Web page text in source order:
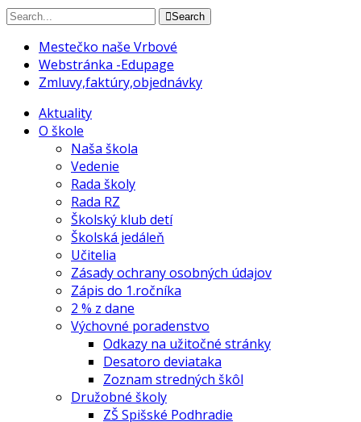
Search
Mestečko naše Vrbové
Webstránka -Edupage
Zmluvy,faktúry,objednávky
Aktuality
O škole
Naša škola
Vedenie
Rada školy
Rada RZ
Školský klub detí
Školská jedáleň
Učitelia
Zásady ochrany osobných údajov
Zápis do 1.ročníka
2 % z dane
Výchovné poradenstvo
Odkazy na užitočné stránky
Desatoro deviataka
Zoznam stredných škôl
Družobné školy
ZŠ Spišské Podhradie